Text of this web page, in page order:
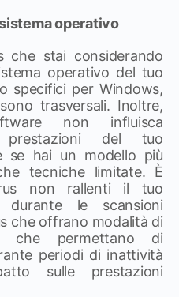
operativo
che stai considerando
operativo del tuo
specifici per Windows,
trasversali. Inoltre,
non influisca
prestazioni del tuo
se hai un modello più
tecniche limitate. È
non rallenti il tuo
durante le scansioni
che offrano modalità di
che permettano di
periodi di inattività
sulle prestazioni